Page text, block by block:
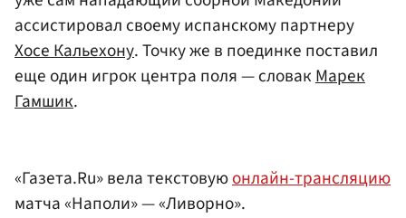
ассистировал своему испанскому партнеру
Хосе Кальехону. Точку же в поединке поставил
еще один игрок центра поля — словакМарек
Гамшик.
«Газета.Ru» вела текстовуюонлайн-трансляцию
матча «Наполи» — «Ливорно».